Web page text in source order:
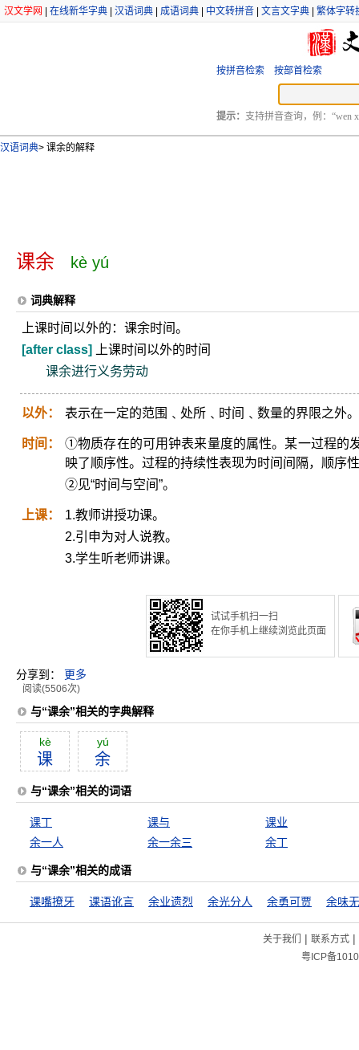
汉文学网 在线新华字典 汉语词典 成语词典 中文转拼音 文言文字典 繁体字转
按拼音检索 按部首检索
提示： 支持拼音查询，例：“wen
汉语词典> 课余的解释
课余 kè yú
词典解释
上课时间以外的：课余时间。
[after class]
上课时间以外的时间
课余进行义务劳动
以外： 表示在一定的范围﹑处所﹑时间﹑数量的界限之外。
时间：
①物质存在的可用钟表来量度的属性。某一过程的
映了顺序性。过程的持续性表现为时间间隔，顺序
②见“时间与空间”。
上课：
1.教师讲授功课。
2.引申为对人说教。
3.学生听老师讲课。
试试手机扫一扫
在你手机上继续浏览此页面
分享到： 更多
阅读(5506次)
与“课余”相关的字典解释
kè
课
yú
余
与“课余”相关的词语
课丁 课与
课业
余一人
余一余三 余丁
与“课余”相关的成语
课嘴撩牙 课语讹言 余业遗烈 余光分人 余勇可贾 余味
关于我们 | 联系方式|
粤ICP备